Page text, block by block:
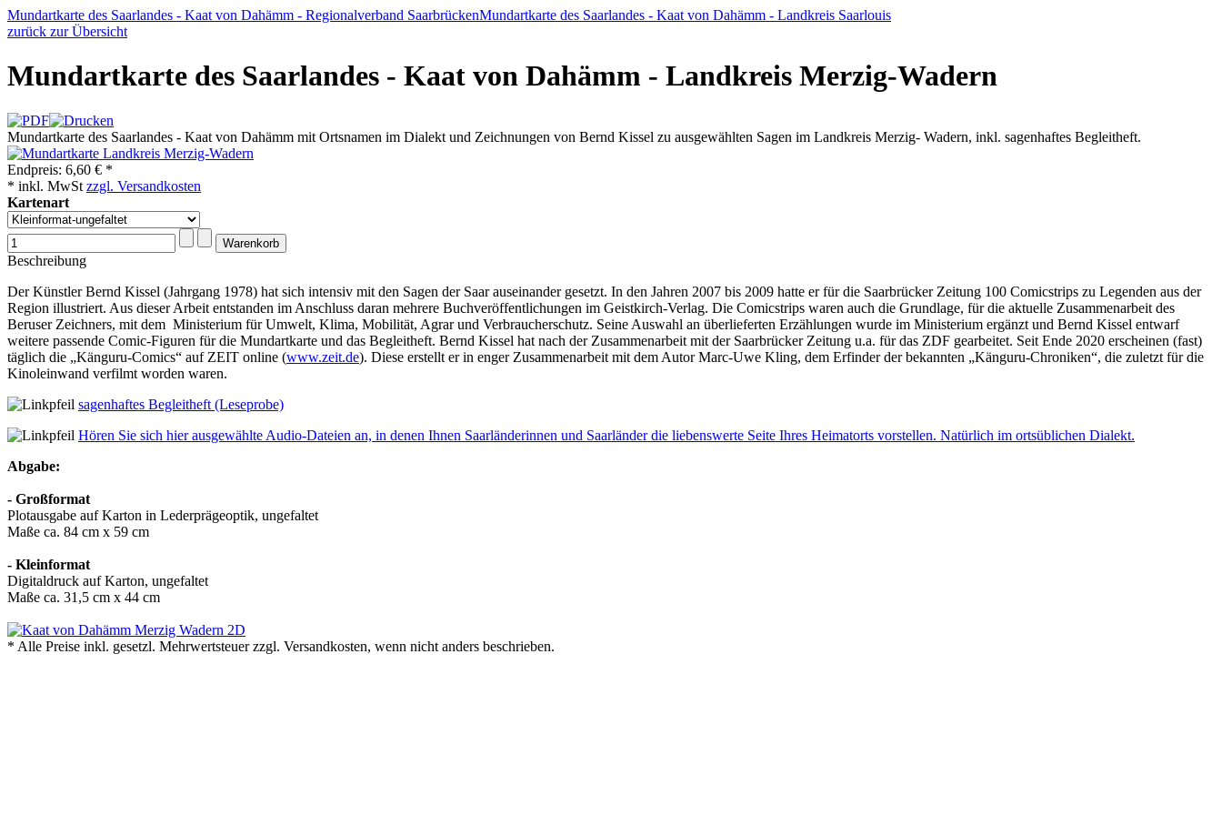
Mundartkarte des Saarlandes - Kaat von Dahämm - Regionalverband SaarbrückenMundartkarte des Saarlandes - Kaat von Dahämm - Landkreis Saarlouis
zurück zur Übersicht
Mundartkarte des Saarlandes - Kaat von Dahämm - Landkreis Merzig-Wadern
Mundartkarte des Saarlandes - Kaat von Dahämm mit Ortsnamen im Dialekt und Zeichnungen von Bernd Kissel zu ausgewählten Sagen im Landkreis Merzig- Wadern, inkl. sagenhaftes Begleitheft.
Endpreis: 6,60 € *
* inkl. MwSt zzgl. Versandkosten
Kartenart
Beschreibung
Der Künstler Bernd Kissel (Jahrgang 1978) hat sich intensiv mit den Sagen der Saar auseinander gesetzt. In den Jahren 2007 bis 2009 hatte er für die Saarbrücker Zeitung 100 Comicstrips zu Legenden aus der
Region illustriert. Aus dieser Arbeit entstanden im Anschluss daran mehrere Buchveröffentlichungen im Geistkirch-Verlag. Die Comicstrips waren auch die Grundlage, für die aktuelle Zusammenarbeit des
Beruser Zeichners, mit dem Ministerium für Umwelt, Klima, Mobilität, Agrar und Verbraucherschutz. Seine Auswahl an überlieferten Erzählungen wurde im Ministerium ergänzt und Bernd Kissel entwarf
weitere passende Comic-Figuren für die Mundartkarte und das Begleitheft. Bernd Kissel hat nach der Zusammenarbeit mit der Saarbrücker Zeitung u.a. für das ZDF gearbeitet. Seit Ende 2020 erscheinen (fast)
täglich die „Känguru-Comics“ auf ZEIT online (www.zeit.de). Diese erstellt er in enger Zusammenarbeit mit dem Autor Marc-Uwe Kling, dem Erfinder der bekannten „Känguru-Chroniken“, die zuletzt für die
Kinoleinwand verfilmt worden waren.
sagenhaftes Begleitheft (Leseprobe)
Hören Sie sich hier ausgewählte Audio-Dateien an, in denen Ihnen Saarländerinnen und Saarländer die liebenswerte Seite Ihres Heimatorts vorstellen. Natürlich im ortsüblichen Dialekt.
Abgabe:
- Großformat
Plotausgabe auf Karton in Lederprägeoptik, ungefaltet
Maße ca. 84 cm x 59 cm
- Kleinformat
Digitaldruck auf Karton, ungefaltet
Maße ca. 31,5 cm x 44 cm
* Alle Preise inkl. gesetzl. Mehrwertsteuer zzgl. Versandkosten, wenn nicht anders beschrieben.